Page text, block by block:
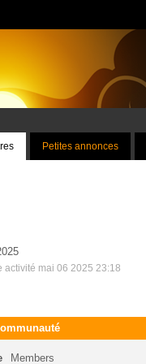
Petites annonces
activité mai 06 2025 23:18
Members